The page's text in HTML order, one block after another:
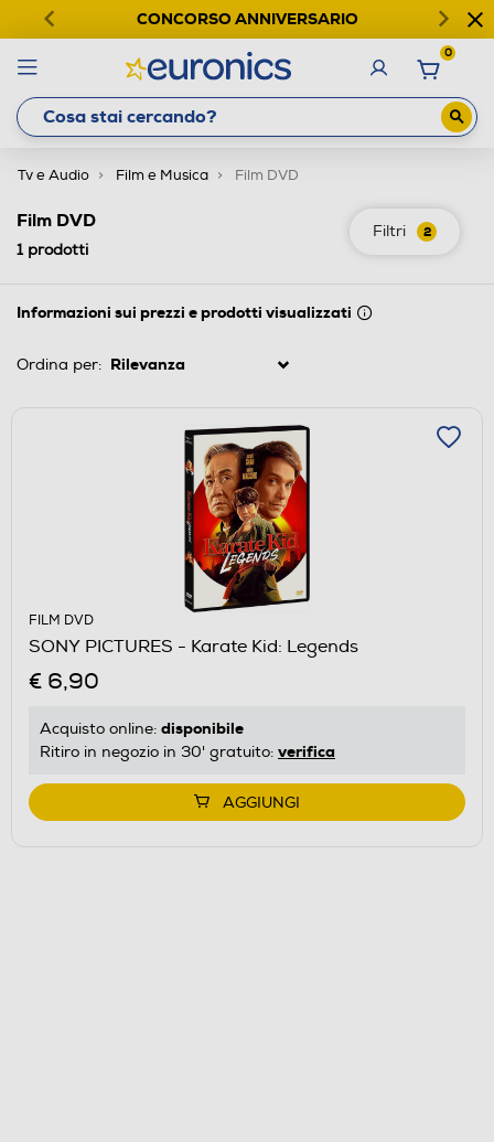
CONCORSO ANNIVERSARIO
0
Tv e Audio Film e Musica Film DVD
Filtri 2
Film DVD
1prodotti
Informazioni sui prezzi e prodotti visualizzati
Ordina per:
FILM DVD
SONY PICTURES - Karate Kid: Legends
€ 6,90
Acquisto online: disponibile
Ritiro in negozio in 30' gratuito: verifica
AGGIUNGI